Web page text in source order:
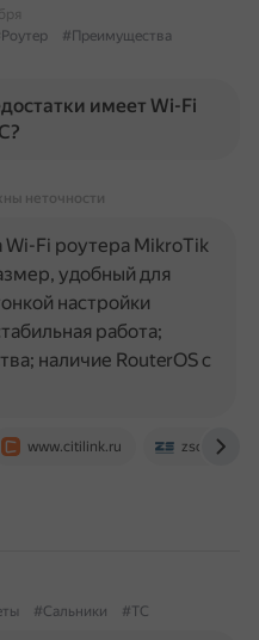
#Преимущества
имеет Wi-Fi
неточности
www.citilink.ru zscom.ru
Fi роутера MikroTik
удобный для
настройки
работа;
наличие RouterOS с
#Сальники #TC